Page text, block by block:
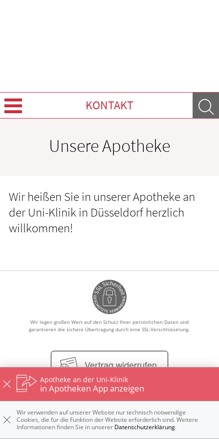
KONTAKT
Krankheiten & Therapie
GESUND IM ALTER
Unsere Apotheke
Wir heißen Sie in unserer Apotheke an
der Uni-Klinik in Düsseldorf herzlich
willkommen!
Wir legen großen Wert auf den Schutz Ihrer persönlichen Daten und
garantieren die sichere Übertragung durch eine SSL-Verschlüsselung.
Vertrag widerrufen
Impressum Kontakt Datenschutz
Nutzungsbedingungen
Widerrufsbelehrung
Apotheke an der Uni-Klinik
in Apotheken App anzeigen
Wir verwenden auf unserer Website nur technisch notwendige
Cookies, die für die Funktion der Website erforderlich sind. Weitere
Informationen finden Sie in unserer Datenschutzerklärung.